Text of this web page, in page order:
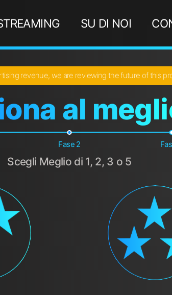
SU DI NOI
revenue, we are reviewing the future of this
al
Fase 2
Scegli Meglio di 1, 2, 3 o 5